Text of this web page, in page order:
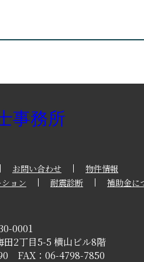
お問い合わせ
物件情報
ョン 耐震診断 補助金に
0001
田2丁目5-5 横山ビル8階
FAX：06-4798-7850